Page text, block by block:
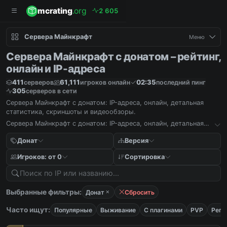
mcrating.org 2 605
Сервера Майнкрафт Меню
Сервера Майнкрафт с донатом – рейтинг,
онлайн и IP-адреса
411серверов 61,111 игроков онлайн 02:35последний пинг
305серверов в сети
Сервера Майнкрафт с донатом: IP-адреса, онлайн, детальная
статистика, скриншоты и видеообзоры.
Сервера Майнкрафт с донатом: IP-адреса, онлайн, детальная
Донат
Версия
Игроков: от 0 Сортировка
Выбранные фильтры: Донат Сбросить
Часто ищут: Популярные Выживание С плагинами PVP